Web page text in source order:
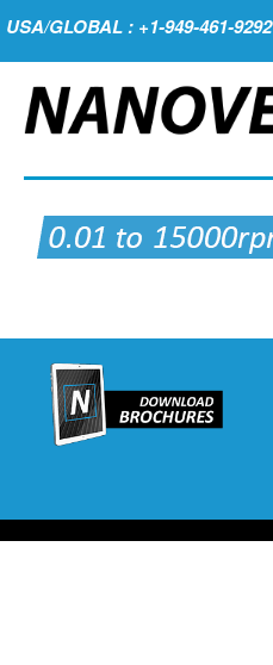
USA/GLOBAL : +1-949-461-9292